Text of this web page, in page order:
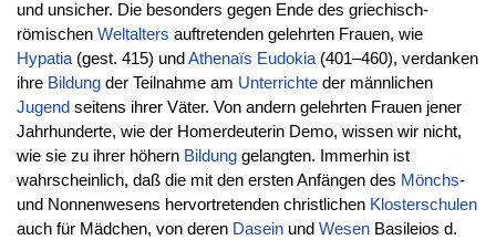
und unsicher. Die besonders gegen Ende des griechisch-
römischen Weltalters auftretenden gelehrten Frauen, wie
Hypatia(gest. 415) und Athenaïs Eudokia(401–460), verdanken
ihre Bildungder Teilnahme am Unterrichteder männlichen
Jugend seitens ihrer Väter. Von andern gelehrten Frauen jener
Jahrhunderte, wie der Homerdeuterin Demo, wissen wir nicht,
wie sie zu ihrer höhern Bildunggelangten. Immerhin ist
wahrscheinlich, daß die mit den ersten Anfängen des Mönchs-
und Nonnenwesens hervortretenden christlichen Klosterschulen
auch für Mädchen, von deren Daseinund WesenBasileios d.